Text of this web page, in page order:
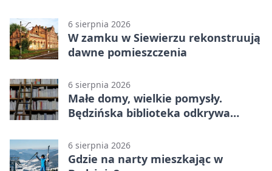
6 sierpnia 2026
W zamku w Siewierzu rekonstruują
dawne pomieszczenia
6 sierpnia 2026
Małe domy, wielkie pomysły.
Będzińska biblioteka odkrywa
6 sierpnia 2026
Gdzie na narty mieszkając w